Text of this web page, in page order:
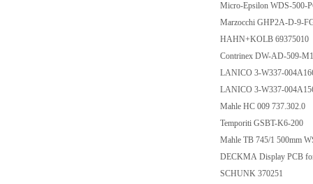
Micro-Epsilon WDS-500-
Marzocchi GHP2A-D-9-
HAHN+KOLB 69375010
Contrinex DW-AD-509-
LANICO 3-W337-
LANICO 3-W337-
Mahle HC 009 737.302.0
Temporiti GSBT-K6-200
Mahle TB 745/1 500mm
DECKMA Display PCB
SCHUNK 370251